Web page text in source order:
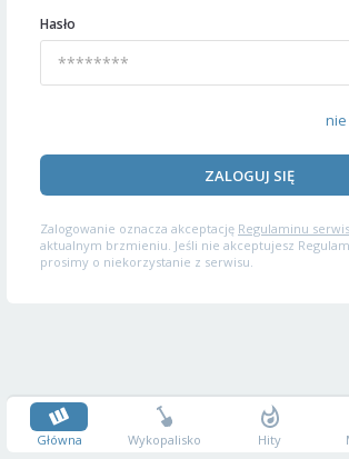
Hasło
nie
ZALOGUJ SIĘ
Zalogowanie oznacza akceptację Regulaminu
aktualnym brzmieniu. Jeśli nie akceptujesz
prosimy o niekorzystanie z serwisu.
Główna Wykopalisko Hity